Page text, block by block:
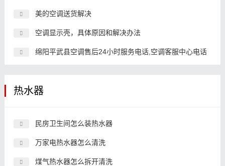
美的空调送货解决
空调显示壳，具体原因和解决办法
绵阳平武县空调售后24小时服务电话,空调客服中心电话
热水器
民房卫生间怎么装热水器
万家电热水器怎么清洗
煤气热水器怎么拆开清洗